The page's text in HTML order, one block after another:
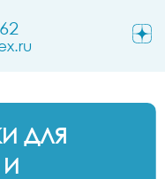
ДЛЯ